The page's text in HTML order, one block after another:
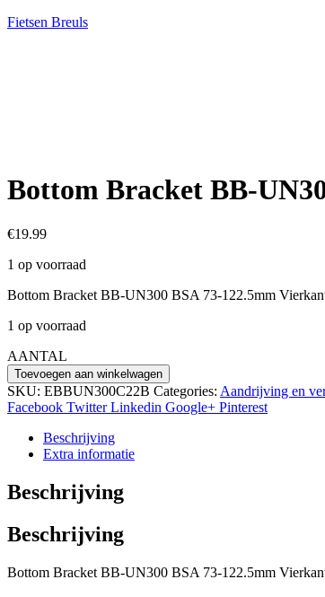
Fietsen Breuls
Bottom Bracket BB-
€19.99
1 op voorraad
Bottom Bracket BB-UN300 BSA 73-122.5mm
1 op voorraad
AANTAL
Bottom
Bracket
BB-
BSA
aantal
Toevoegen aan winkelwagen
SKU: EBBUN300C22B Categories: Aandrijving en
Facebook Twitter Linkedin Google+ Pinterest
Beschrijving
Extra informatie
Beschrijving
Beschrijving
Bottom Bracket BB-UN300 BSA 73-122.5mm